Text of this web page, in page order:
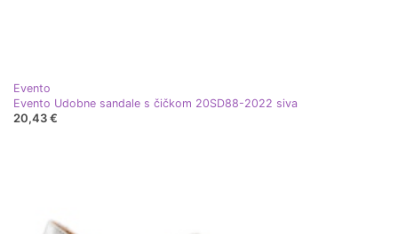
Evento
Evento Udobne sandale s čičkom 20SD88-2022 siva
20,43 €